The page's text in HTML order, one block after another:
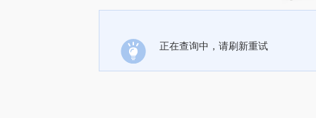
正在查询中，请刷新重试